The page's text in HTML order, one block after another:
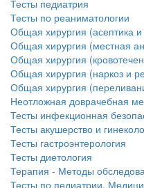
Тесты педиатрия
Тесты по реаниматологии
Общая хирургия (асептика и
Общая хирургия (местная
Общая хирургия
Общая хирургия (наркоз и
Общая хирургия
Неотложная доврачебная
Тесты инфекционная
Тесты акушерство и
Тесты гастроэнтерология
Тесты диетология
Терапия - Методы
Тесты по педиатрии.